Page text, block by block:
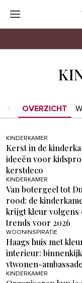
OVERZICHT
KINDERKAMER
Kerst in de
ideeën voor
kerstdeco
KINDERKAMER
Van botergeel tot
rood: de
krijgt kleur volgens
trends voor 2026
WOONINSPIRATIE
Haags huis met
interieur:
vtwonen-
KINDERKAMER